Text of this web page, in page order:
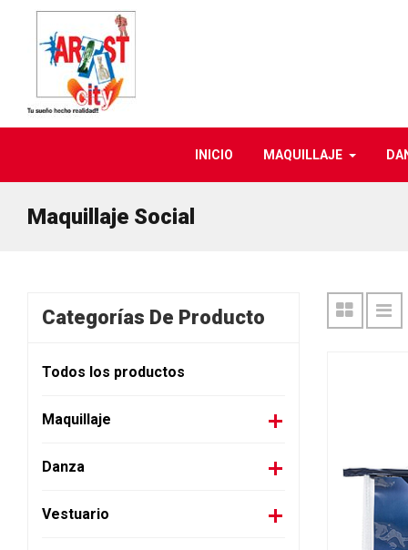
INICIO MAQUILLAJE
Maquillaje Social
Categorías De Producto
Todos los productos
Maquillaje
Danza
Vestuario